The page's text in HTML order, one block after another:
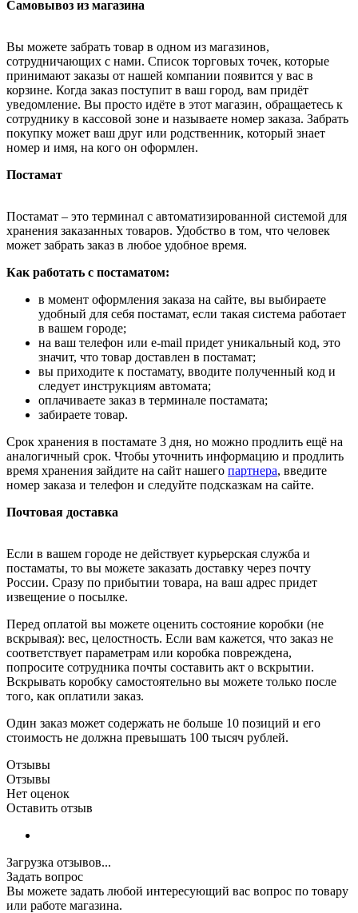
Самовывоз из магазина
Вы можете забрать товар в одном из магазинов,
сотрудничающих с нами. Список торговых точек, которые
принимают заказы от нашей компании появится у вас в
корзине. Когда заказ поступит в ваш город, вам придёт
уведомление. Вы просто идёте в этот магазин, обращаетесь к
сотруднику в кассовой зоне и называете номер заказа. Забрать
покупку может ваш друг или родственник, который знает
номер и имя, на кого он оформлен.
Постамат
Постамат – это терминал с автоматизированной системой для
хранения заказанных товаров. Удобство в том, что человек
может забрать заказ в любое удобное время.
Как работать с постаматом:
в момент оформления заказа на сайте, вы выбираете
удобный для себя постамат, если такая система работает
в вашем городе;
на ваш телефон или e-mail придет уникальный код, это
значит, что товар доставлен в постамат;
вы приходите к постамату, вводите полученный код и
следует инструкциям автомата;
оплачиваете заказ в терминале постамата;
забираете товар.
Срок хранения в постамате 3 дня, но можно продлить ещё на
аналогичный срок. Чтобы уточнить информацию и продлить
время хранения зайдите на сайт нашего партнера, введите
номер заказа и телефон и следуйте подсказкам на сайте.
Почтовая доставка
Если в вашем городе не действует курьерская служба и
постаматы, то вы можете заказать доставку через почту
России. Сразу по прибытии товара, на ваш адрес придет
извещение о посылке.
Перед оплатой вы можете оценить состояние коробки (не
вскрывая): вес, целостность. Если вам кажется, что заказ не
соответствует параметрам или коробка повреждена,
попросите сотрудника почты составить акт о вскрытии.
Вскрывать коробку самостоятельно вы можете только после
того, как оплатили заказ.
Один заказ может содержать не больше 10 позиций и его
стоимость не должна превышать 100 тысяч рублей.
Отзывы
Отзывы
Нет оценок
Оставить отзыв
Загрузка отзывов...
Задать вопрос
Вы можете задать любой интересующий вас вопрос по товару
или работе магазина.